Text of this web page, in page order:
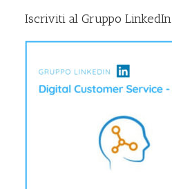
Iscriviti al Gruppo LinkedIn